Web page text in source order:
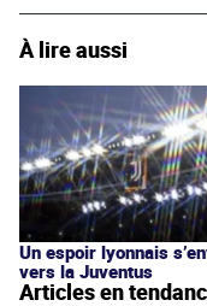
À lire aussi
Un espoir lyonnais
vers la Juventus
Articles en